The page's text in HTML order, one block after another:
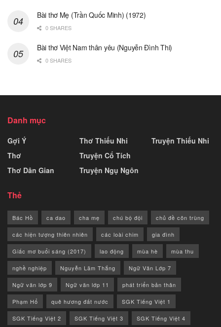
Bài thơ Mẹ (Trần Quốc Minh) (1972)
0 SHARES
Bài thơ Việt Nam thân yêu (Nguyễn Đình Thi)
0 SHARES
Danh mục
Gợi Ý
Thơ
Thơ Dân Gian
Thơ Thiếu Nhi
Truyện Cổ Tích
Truyện Ngụ Ngôn
Truyện Thiếu Nhi
Thẻ
Bác Hồ ca dao cha mẹ chú bộ đội chủ đề côn trùng
các hiện tượng thiên nhiên các loài chim gia đình
Giấc mơ buổi sáng (2017) lao động mùa hè mùa thu
nghề nghiệp Nguyễn Lãm Thắng Ngữ Văn Lớp 7
Ngữ văn lớp 9 Ngữ văn lớp 11 phát triển bản thân
Phạm Hổ quê hương đất nước SGK Tiếng Việt 1
SGK Tiếng Việt 2 SGK Tiếng Việt 3 SGK Tiếng Việt 4